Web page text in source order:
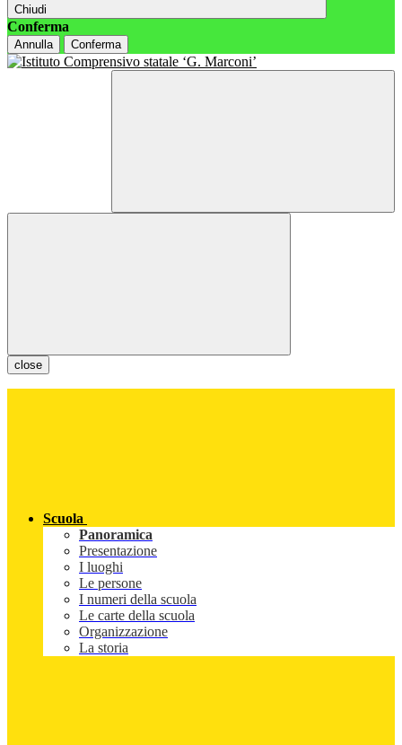
Chiudi
Conferma
Annulla Conferma
close
Scuola
Panoramica
Presentazione
I luoghi
Le persone
I numeri della scuola
Le carte della scuola
Organizzazione
La storia